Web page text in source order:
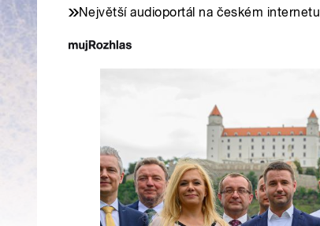
Největší audioportál na českém internetu